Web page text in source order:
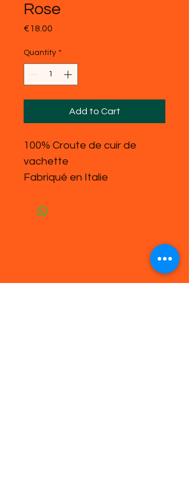
Rose
€18.00
Quantity *
Add to Cart
100% Croute de cuir de
vachette
Fabriqué en Italie